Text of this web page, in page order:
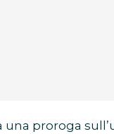
una proroga